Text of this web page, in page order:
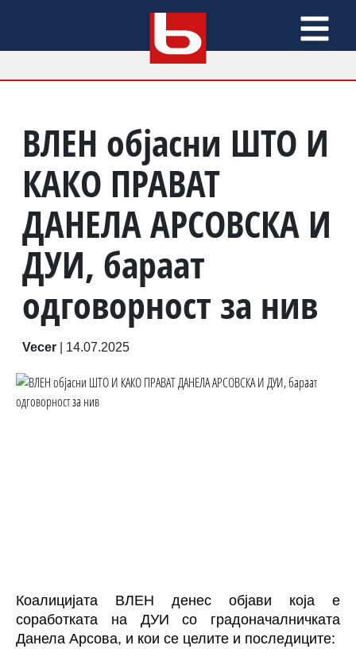
ВЛЕН објасни ШТО И
КАКО ПРАВАТ
ДАНЕЛА АРСОВСКА И
ДУИ, бараат
одговорност за нив
Vecer 14.07.2025
Коалицијата ВЛЕН денес објави која е
соработката на ДУИ со градоначалничката
Данела Арсова, и кои се целите и последиците: